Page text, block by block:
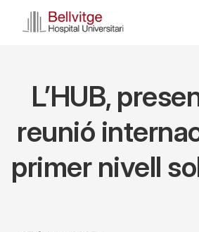
L’HUB,
reunió
primer nivell